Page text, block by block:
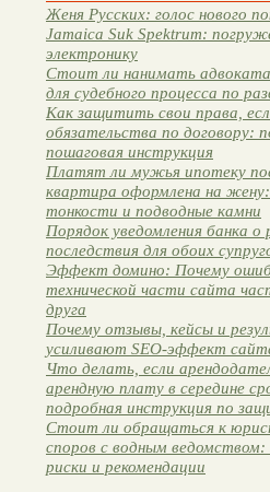
Женя Русских: голос нового
Jamaica Suk Spektrum:
электронику
Стоит ли нанимать адвоката
для судебного процесса по
Как защитить свои права,
обязательства по договору:
пошаговая инструкция
Платят ли мужья ипотеку
квартира оформлена на
тонкости и подводные камни
Порядок уведомления банка о
последствия для обоих
Эффект домино: Почему
технической части сайта
друга
Почему отзывы, кейсы и
усиливают SEO-эффект
Что делать, если
арендную плату в середине
подробная инструкция по
Стоит ли обращаться к
споров с водным ведомством:
риски и рекомендации